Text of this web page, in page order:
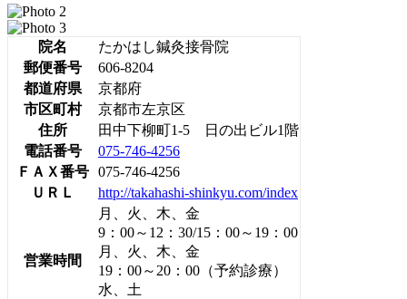
院名
たかはし鍼灸接骨院
郵便番号
606-8204
都道府県
京都府
市区町村
京都市左京区
住所
田中下柳町1-5 日の出ビル1階
電話番号
075-746-4256
ＦＡＸ番号 075-746-4256
ＵＲＬ
http://takahashi-shinkyu.com/index
営業時間
月、火、木、金
9：00～12：30/15：00～19：00
月、火、木、金
19：00～20：00（予約診療）
水、土